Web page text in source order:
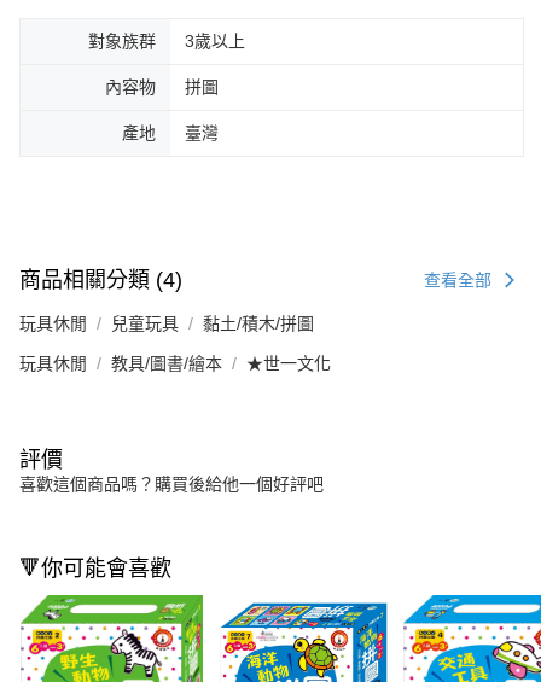
對象族群 3歲以上
內容物 拼圖
產地 臺灣
商品相關分類 (4) 查看全部
玩具休閒 兒童玩具 黏土/積木/拼圖
玩具休閒 教具/圖書/繪本 ★世一文化
評價
喜歡這個商品嗎？購買後給他一個好評吧
🔻你可能會喜歡